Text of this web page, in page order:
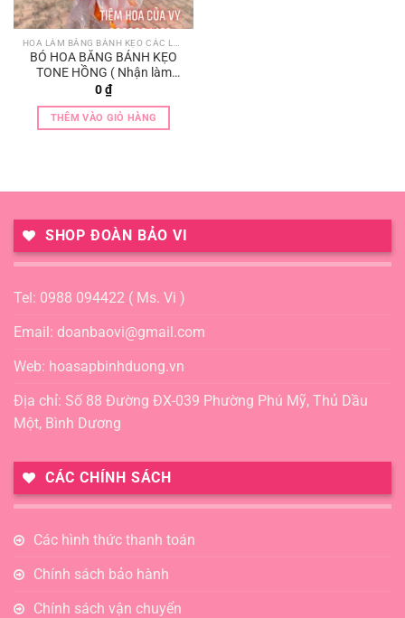
BÓ HOA BẰNG BÁNH KẸO
TONE HỒNG ( Nhận làm
theo tone màu khách thích )
0₫
THÊM VÀO GIỎ HÀNG
SHOP ĐOÀN BẢO VI
Tel: 0988 094422 ( Ms. Vi )
Email: doanbaovi@gmail.com
Web: hoasapbinhduong.vn
Địa chỉ: Số 88 Đường ĐX-039 Phường Phú Mỹ, Thủ Dầu
Một, Bình Dương
CÁC CHÍNH SÁCH
Các hình thức thanh toán
Chính sách bảo hành
Chính sách vận chuyển